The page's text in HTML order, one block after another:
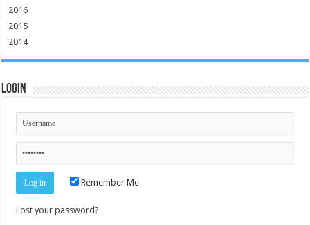
2016
2015
2014
Login
Remember Me
Lost your password?